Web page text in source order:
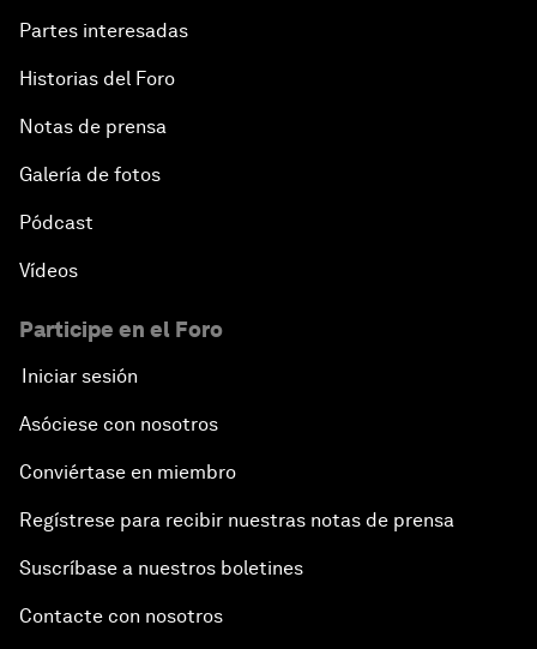
Partes interesadas
Historias del Foro
Notas de prensa
Galería de fotos
Pódcast
Vídeos
Participe en el Foro
Iniciar sesión
Asóciese con nosotros
Conviértase en miembro
Regístrese para recibir nuestras notas de prensa
Suscríbase a nuestros boletines
Contacte con nosotros